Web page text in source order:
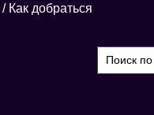
/ Как добраться